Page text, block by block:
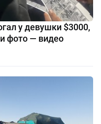
у девушки $3000,
фото — видео